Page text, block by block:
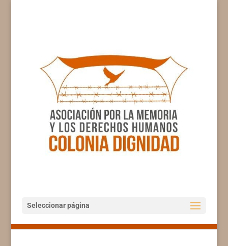
Seleccionar página